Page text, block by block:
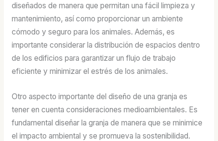
diseñados de manera que permitan una fácil limpieza y
mantenimiento, así como proporcionar un ambiente
cómodo y seguro para los animales. Además, es
importante considerar la distribución de espacios dentro
de los edificios para garantizar un flujo de trabajo
eficiente y minimizar el estrés de los animales.
Otro aspecto importante del diseño de una granja es
tener en cuenta consideraciones medioambientales. Es
fundamental diseñar la granja de manera que se minimice
el impacto ambiental y se promueva la sostenibilidad.